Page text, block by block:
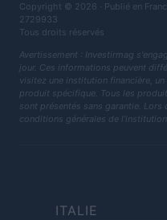
Copyright © 2026 · Publié en
2729933
Tous droits réservés
Avertissement : Investirmag
jour. Ces informations peuvent
visitez une institution financière,
produit spécifique. Tous les
sont présentés sans garantie.
conditions générales de l'institution
ITALIE